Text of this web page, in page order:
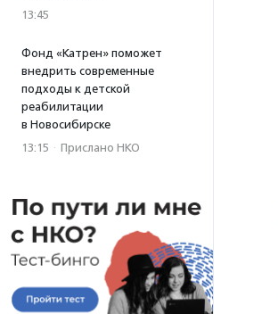
13:45
Фонд «Катрен» поможет
внедрить современные
подходы к детской
реабилитации
в Новосибирске
13:15 · Прислано НКО